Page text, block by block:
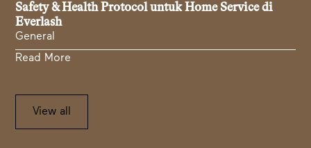
Safety & Health Protocol untuk Home Service di
Everlash
General
Read More
View all